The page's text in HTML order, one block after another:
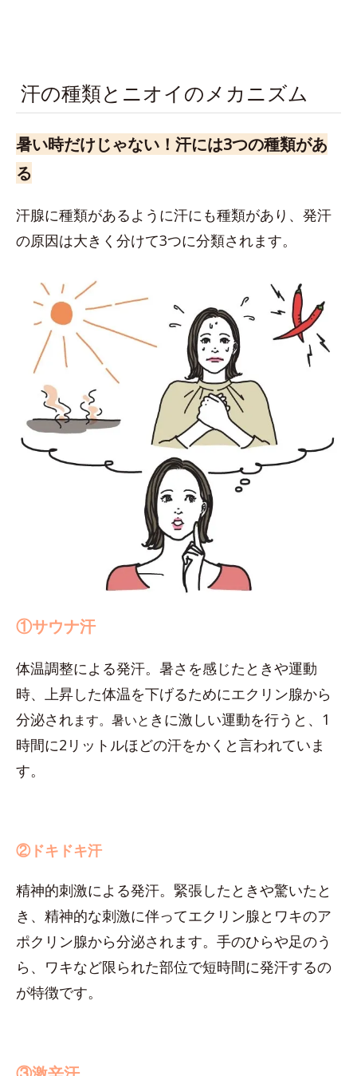
汗の種類とニオイのメカニズム
暑い時だけじゃない！汗には3つの種類があ
る
汗腺に種類があるように汗にも種類があり、発汗
の原因は大きく分けて3つに分類されます。
①サウナ汗
体温調整による発汗。暑さを感じたときや運動
時、上昇した体温を下げるためにエクリン腺から
分泌されます。暑いと きに激しい運動を行うと、1
時間に2リットルほどの汗をかくと言われていま
す。
②ドキドキ汗
精神的刺激による発汗。緊張したときや驚いたと
き、精神的な刺激に伴ってエクリン腺とワキのア
ポクリン腺から分泌されます。手のひらや足のう
ら、ワキなど限られた部位で短時間に発汗するの
が特徴です。